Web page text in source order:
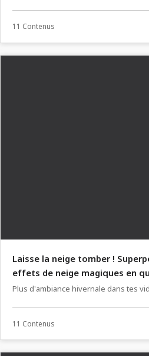
11 Contenus
Laisse la neige tomber !
effets de neige magiques en
Plus d'ambiance hivernale dans tes
11 Contenus